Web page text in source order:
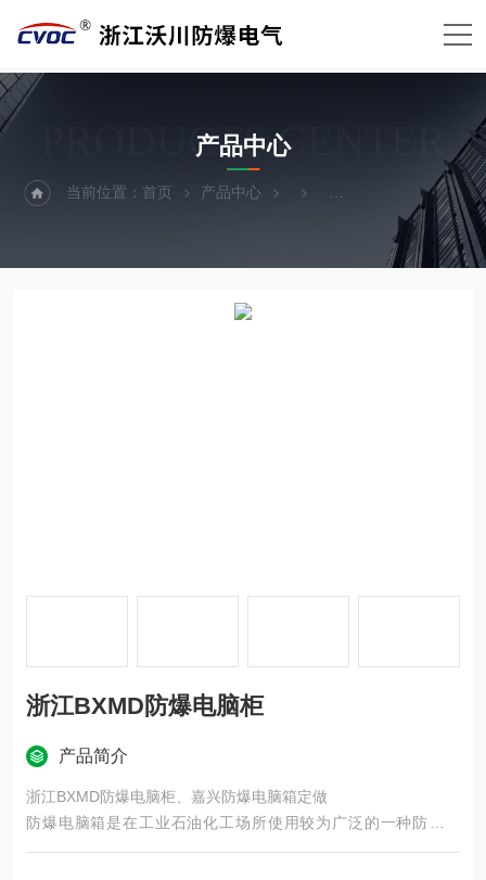
PRODUCTS CENTER
产品中心
当前位置：首页 产品中心 防爆箱外壳（防爆箱体）
浙江BXMD防爆电脑柜
产品简介
浙江BXMD防爆电脑柜、嘉兴防爆电脑箱定做
防爆电脑箱是在工业石油化工场所使用较为广泛的一种防爆产
品，沃川防爆*的加工设计理念为客户创造无限的使用价值：本款